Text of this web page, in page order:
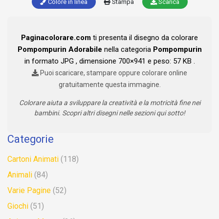
Colore in linea Stampa Scarica
Paginacolorare.com ti presenta il disegno da colorare
Pompompurin Adorabile nella categoria Pompompurin
in formato JPG , dimensione 700×941 e peso: 57 KB .
Puoi scaricare, stampare oppure colorare online
gratuitamente questa immagine.
Colorare aiuta a sviluppare la creatività e la motricità fine nei
bambini. Scopri altri disegni nelle sezioni qui sotto!
Categorie
Cartoni Animati (118)
Animali (84)
Varie Pagine (52)
Giochi (51)